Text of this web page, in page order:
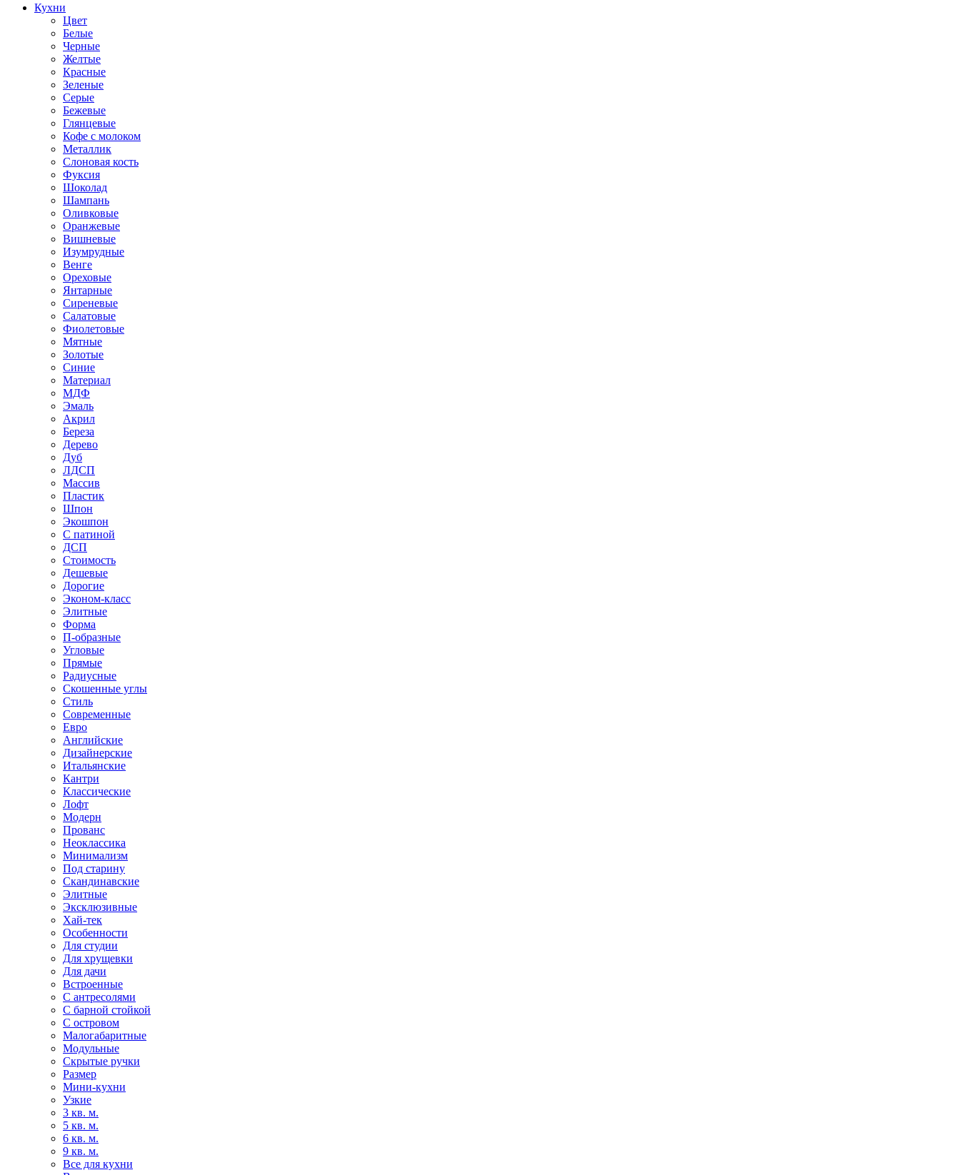
Кухни
Цвет
Белые
Черные
Желтые
Красные
Зеленые
Серые
Бежевые
Глянцевые
Кофе с молоком
Металлик
Слоновая кость
Фуксия
Шоколад
Шампань
Оливковые
Оранжевые
Вишневые
Изумрудные
Венге
Ореховые
Янтарные
Сиреневые
Салатовые
Фиолетовые
Мятные
Золотые
Синие
Материал
МДФ
Эмаль
Акрил
Береза
Дерево
Дуб
ЛДСП
Массив
Пластик
Шпон
Экошпон
С патиной
ДСП
Стоимость
Дешевые
Дорогие
Эконом-класс
Элитные
Форма
П-образные
Угловые
Прямые
Радиусные
Скошенные углы
Стиль
Современные
Евро
Английские
Дизайнерские
Итальянские
Кантри
Классические
Лофт
Модерн
Прованс
Неоклассика
Минимализм
Под старину
Скандинавские
Элитные
Эксклюзивные
Хай-тек
Особенности
Для студии
Для хрущевки
Для дачи
Встроенные
С антресолями
С барной стойкой
С островом
Малогабаритные
Модульные
Скрытые ручки
Размер
Мини-кухни
Узкие
3 кв. м.
5 кв. м.
6 кв. м.
9 кв. м.
Все для кухни